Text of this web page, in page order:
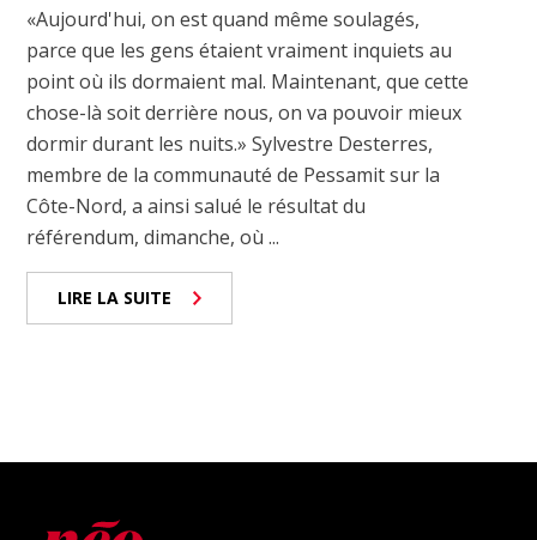
«Aujourd'hui, on est quand même soulagés,
parce que les gens étaient vraiment inquiets au
point où ils dormaient mal. Maintenant, que cette
chose-là soit derrière nous, on va pouvoir mieux
dormir durant les nuits.» Sylvestre Desterres,
membre de la communauté de Pessamit sur la
Côte-Nord, a ainsi salué le résultat du
référendum, dimanche, où ...
LIRE LA SUITE